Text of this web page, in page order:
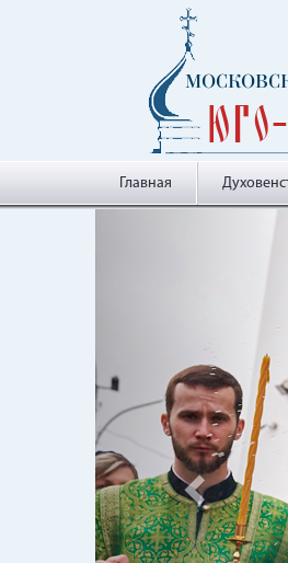
Главная